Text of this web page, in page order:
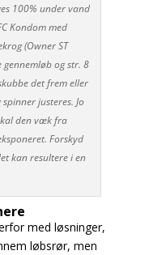
100% under vand
Kondom med
(Owner ST
gennemløb og str. 8
det frem eller
justeres. Jo
den væk fra
Forskyd
kan resultere i en
med løsninger,
løbsrør, men